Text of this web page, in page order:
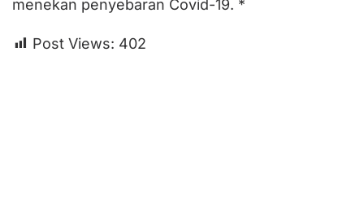
menekan penyebaran Covid-19. *
Post Views: 402